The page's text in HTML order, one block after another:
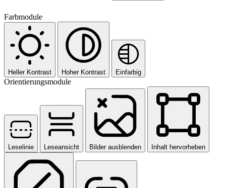
Farbmodule
Heller Kontrast Hoher Kontrast Einfarbig
Orientierungsmodule
Leselinie Leseansicht Bilder ausblenden Inhalt hervorheben